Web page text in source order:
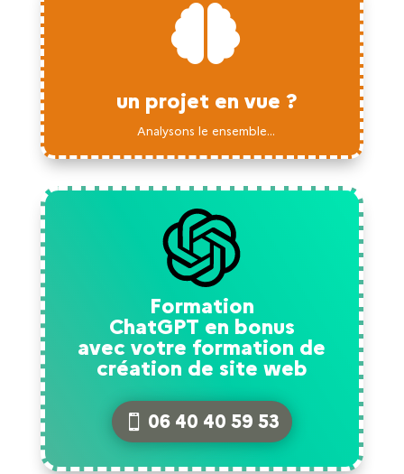

un projet en vue ?
Analysons le ensemble...
Formation
ChatGPT en bonus
avec votre formation de
création de site web
06 40 40 59 53